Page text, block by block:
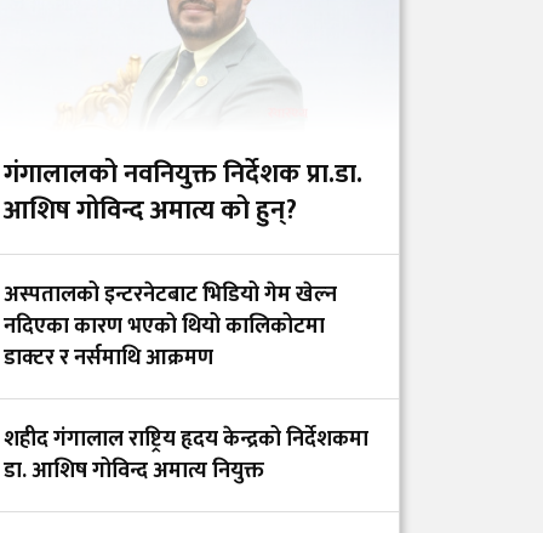
नेपाल नेत्र ज्योति संघलाई
डब्लुएचओ दक्षिण–पूर्वी
हेल्थ च्याम्पियन्स’ अवार्ड
क्यान्सर पीडित श्रीमतीलाई
यात्रामा निस्किनुपर्ने
अवस्था किन आयो?
चिकित्सक र नर्समाथि
दुर्व्यवहार र तोडफोडमा
संलग्न तीन जना पक्राउ
गंगालालको नवनियुक्त निर्देशक प्रा.डा.
आशिष गोविन्द अमात्य को हुन्?
अस्पतालको इन्टरनेटबाट भिडियो गेम खेल्न
नदिएका कारण भएको थियो कालिकोटमा
डाक्टर र नर्समाथि आक्रमण
शहीद गंगालाल राष्ट्रिय हृदय केन्द्रको निर्देशकमा
डा. आशिष गोविन्द अमात्य नियुक्त